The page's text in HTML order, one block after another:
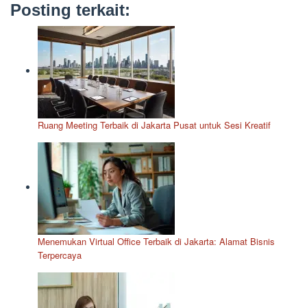
Posting terkait:
Ruang Meeting Terbaik di Jakarta Pusat untuk Sesi Kreatif
Menemukan Virtual Office Terbaik di Jakarta: Alamat Bisnis
Terpercaya